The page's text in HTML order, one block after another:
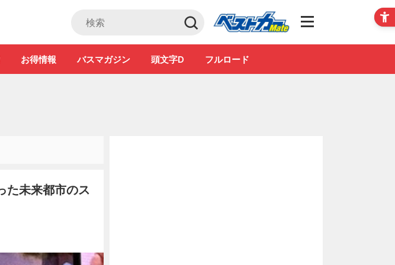
Club
お得情報 バスマガジン 頭文字D フルロード
た未来都市のス